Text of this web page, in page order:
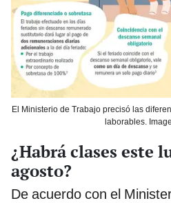
El Ministerio de Trabajo precisó las
laborables.
¿Habrá clases este
agosto?
De acuerdo con el